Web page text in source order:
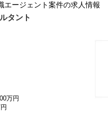
実績を作りながら課題や問題の分
⻑したい」「こういうサービスを
ですが、輝ける未来のために一歩
いうくらい実践に近い形の業務を
きました。
人8件を担当させてもらっています
す。
、お客様に満足していただくこと
、部下のマネジメントも少しずつ
す。
待ちしています！
エージェント案件の求人情報
タント
万円